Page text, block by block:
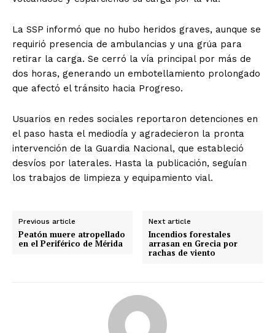
La SSP informó que no hubo heridos graves, aunque se
requirió presencia de ambulancias y una grúa para
retirar la carga. Se cerró la vía principal por más de
dos horas, generando un embotellamiento prolongado
que afectó el tránsito hacia Progreso.
Usuarios en redes sociales reportaron detenciones en
el paso hasta el mediodía y agradecieron la pronta
intervención de la Guardia Nacional, que estableció
desvíos por laterales. Hasta la publicación, seguían
los trabajos de limpieza y equipamiento vial.
Previous article
Peatón muere atropellado
en el Periférico de Mérida
Next article
Incendios forestales
arrasan en Grecia por
rachas de viento